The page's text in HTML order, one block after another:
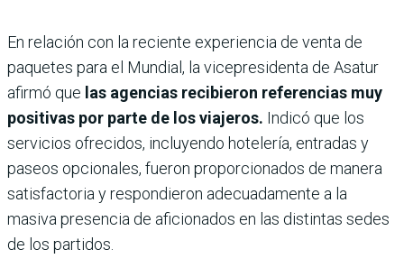
En relación con la reciente experiencia de venta de
paquetes para el Mundial, la vicepresidenta de Asatur
afirmó que las agencias recibieron referencias muy
positivas por parte de los viajeros. Indicó que los
servicios ofrecidos, incluyendo hotelería, entradas y
paseos opcionales, fueron proporcionados de manera
satisfactoria y respondieron adecuadamente a la
masiva presencia de aficionados en las distintas sedes
de los partidos.